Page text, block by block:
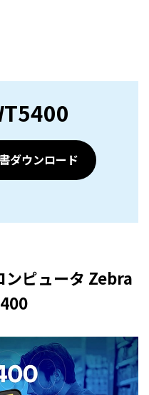
ダウンロード
ンピュータ Zebra